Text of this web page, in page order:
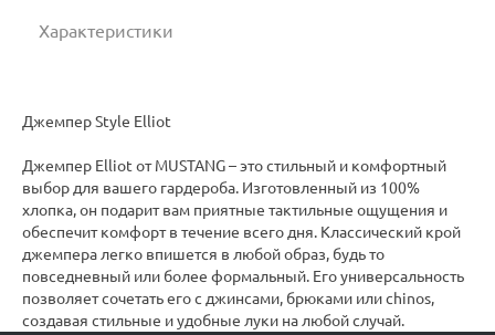
Характеристики
Джемпер Style Elliot
Джемпер Elliot от MUSTANG – это стильный и комфортный
выбор для вашего гардероба. Изготовленный из 100%
хлопка, он подарит вам приятные тактильные ощущения и
обеспечит комфорт в течение всего дня. Классический крой
джемпера легко впишется в любой образ, будь то
повседневный или более формальный. Его универсальность
позволяет сочетать его с джинсами, брюками или chinos,
создавая стильные и удобные луки на любой случай.